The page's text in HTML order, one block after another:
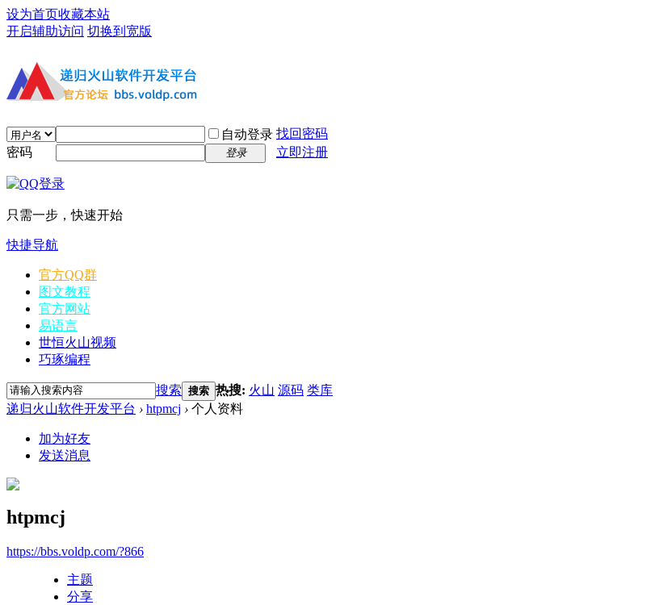
设为首页收藏本站
开启辅助访问 切换到宽版
自动登录 找回密码
密码
登录 立即注册
只需一步，快速开始
快捷导航
官方QQ群
图文教程
官方网站
易语言
世恒火山视频
巧琢编程
搜索 搜索 热搜: 火山 源码 类库
递归火山软件开发平台 › htpmcj › 个人资料
加为好友
发送消息
htpmcj
https://bbs.voldp.com/?866
主题
分享